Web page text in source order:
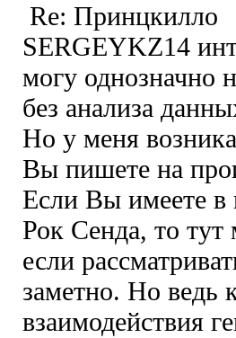
Re: Принцкилло
SERGEYKZ14
могу однозначно
без анализа
Но у меня
Вы пишете на
Если Вы имеете в
Рок Сенда, то тут
если
заметно. Но ведь
взаимодействия